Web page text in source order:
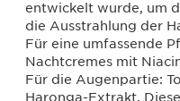
entwickelt wurde, um
die Ausstrahlung der
Für eine umfassende
Nachtcremes mit
Für die Augenpartie:
Haronga-Extrakt.